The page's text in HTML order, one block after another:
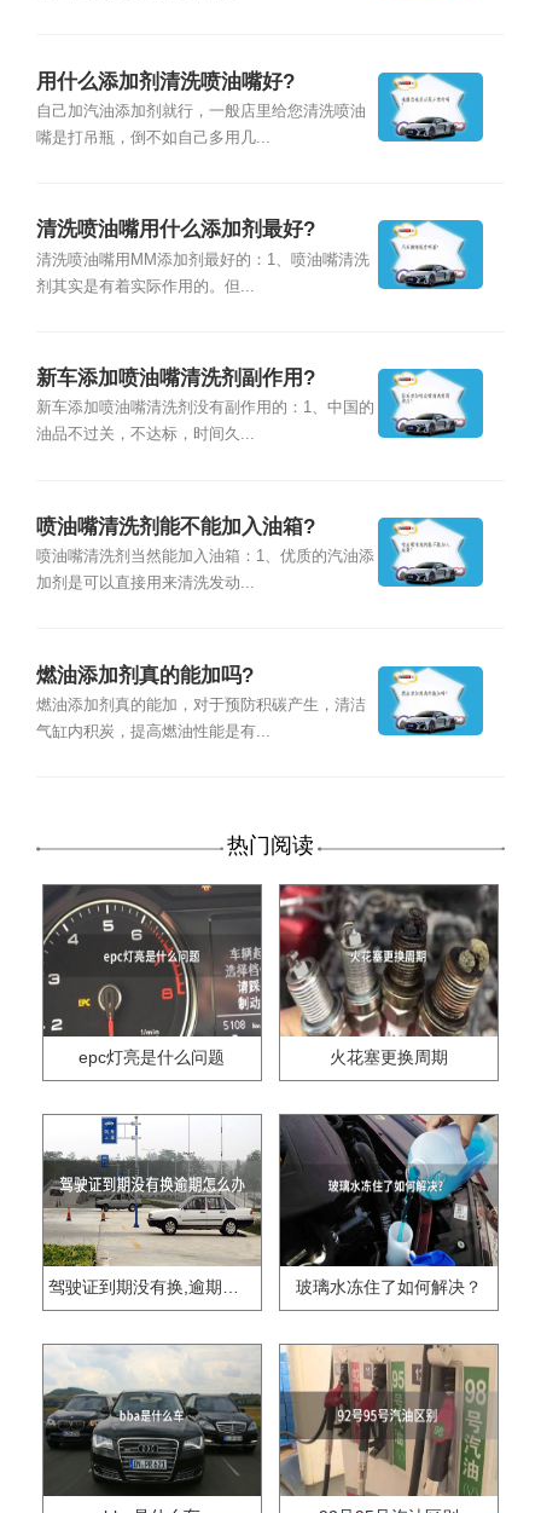
用什么添加剂清洗喷油嘴好?
自己加汽油添加剂就行，一般店里给您清洗喷油
嘴是打吊瓶，倒不如自己多用几...
清洗喷油嘴用什么添加剂最好?
清洗喷油嘴用MM添加剂最好的：1、喷油嘴清洗
剂其实是有着实际作用的。但...
新车添加喷油嘴清洗剂副作用?
新车添加喷油嘴清洗剂没有副作用的：1、中国的
油品不过关，不达标，时间久...
喷油嘴清洗剂能不能加入油箱?
喷油嘴清洗剂当然能加入油箱：1、优质的汽油添
加剂是可以直接用来清洗发动...
燃油添加剂真的能加吗?
燃油添加剂真的能加，对于预防积碳产生，清洁
气缸内积炭，提高燃油性能是有...
热门阅读
epc灯亮是什么问题 火花塞更换周期
驾驶证到期没有换,逾期怎么办?? 玻璃水冻住了如何解决？